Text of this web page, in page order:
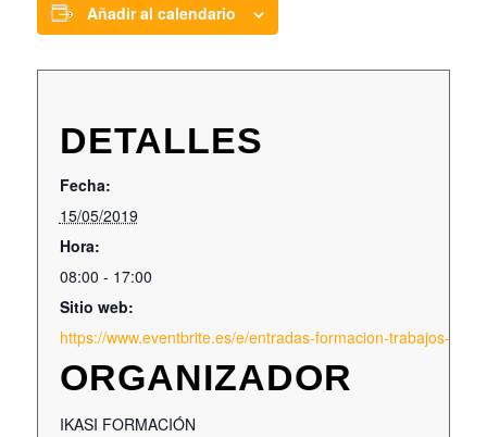
Añadir al calendario
DETALLES
Fecha:
15/05/2019
Hora:
08:00 - 17:00
Sitio web:
https://www.eventbrite.es/e/entradas-formacion-trabajos-en-
ORGANIZADOR
IKASI FORMACIÓN